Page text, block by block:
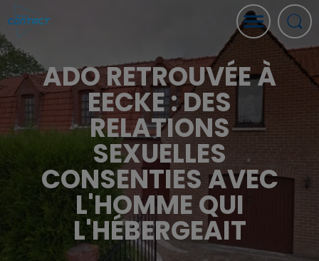
ADO RETROUVÉE À
EECKE : DES
RELATIONS
SEXUELLES
CONSENTIES AVEC
L'HOMME QUI
L'HÉBERGEAIT